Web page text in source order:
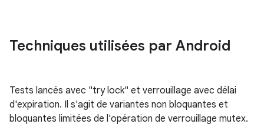
Techniques utilisées par Android
Tests lancés avec "try lock" et verrouillage avec délai
d'expiration. Il s'agit de variantes non bloquantes et
bloquantes limitées de l'opération de verrouillage mutex.